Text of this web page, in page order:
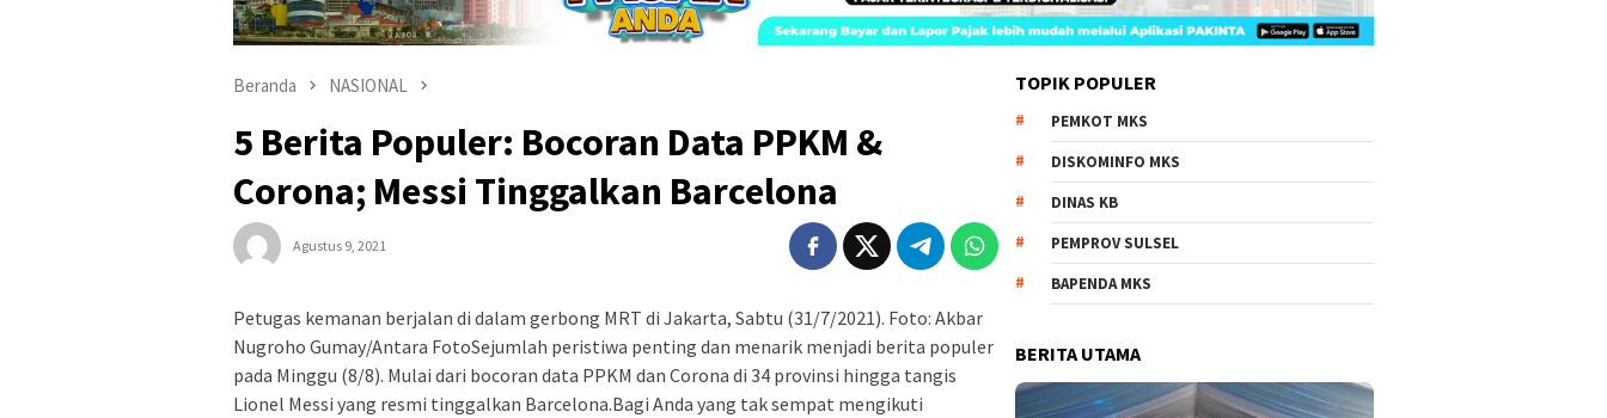
Beranda NASIONAL
5 Berita Populer: Bocoran Data PPKM &
Corona; Messi Tinggalkan Barcelona
Agustus 9, 2021
Petugas kemanan berjalan di dalam gerbong MRT di Jakarta, Sabtu (31/7/2021). Foto: Akbar
Nugroho Gumay/Antara FotoSejumlah peristiwa penting dan menarik menjadi berita populer
pada Minggu (8/8). Mulai dari bocoran data PPKM dan Corona di 34 provinsi hingga tangis
Lionel Messi yang resmi tinggalkan Barcelona.Bagi Anda yang tak sempat mengikuti
TOPIK POPULER
PEMKOT MKS
DISKOMINFO MKS
DINAS KB
PEMPROV SULSEL
BAPENDA MKS
BERITA UTAMA